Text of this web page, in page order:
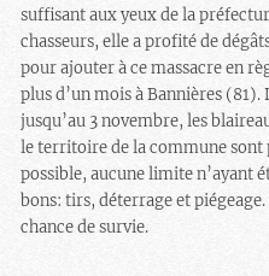
suffisant aux yeux de la
chasseurs, elle a profité de
pour ajouter à ce massacre en
plus d’un mois à Bannières
jusqu’au 3 novembre, les
le territoire de la commune sont
possible, aucune limite n’ayant
bons: tirs, déterrage et
chance de survie.